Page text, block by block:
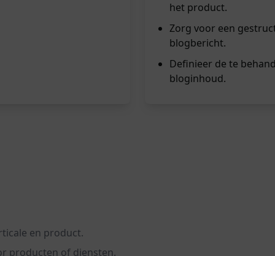
het product.
Zorg voor een
blogbericht.
Definieer de te
bloginhoud.
en product.
producten of diensten.